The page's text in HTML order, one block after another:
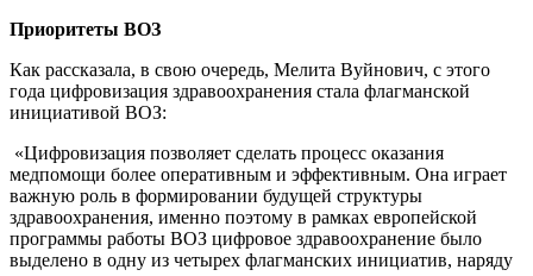
Приоритеты ВОЗ
Как рассказала, в свою очередь, Мелита Вуйнович, с этого
года цифровизация здравоохранения стала флагманской
инициативой ВОЗ:
«Цифровизация позволяет сделать процесс оказания
медпомощи более оперативным и эффективным. Она играет
важную роль в формировании будущей структуры
здравоохранения, именно поэтому в рамках европейской
программы работы ВОЗ цифровое здравоохранение было
выделено в одну из четырех флагманских инициатив, наряду